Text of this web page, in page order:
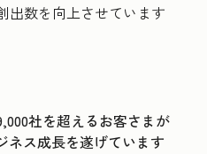
出数を向上させています
社を超えるお客さまが
ネス成長を遂げています